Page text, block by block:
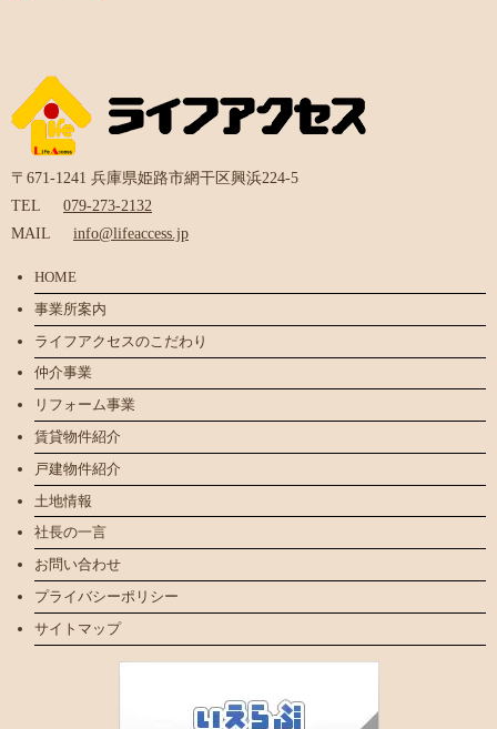
〒671-1241 兵庫県姫路市網干区興浜224-5
TEL
079-273-2132
MAIL
info@lifeaccess.jp
HOME
事業所案内
ライフアクセスのこだわり
仲介事業
リフォーム事業
賃貸物件紹介
戸建物件紹介
土地情報
社長の一言
お問い合わせ
プライバシーポリシー
サイトマップ